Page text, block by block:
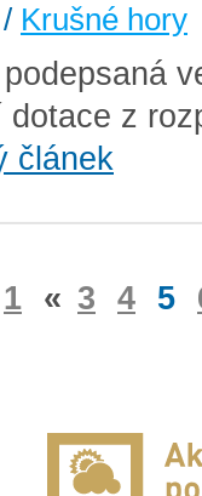
/ Krušné hory
z
článek
1 « 3 4 5